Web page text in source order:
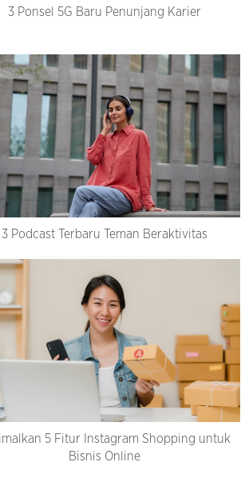
3 Ponsel 5G Baru Penunjang Karier
3 Podcast Terbaru Teman Beraktivitas
5 Fitur Instagram Shopping untuk
Bisnis Online